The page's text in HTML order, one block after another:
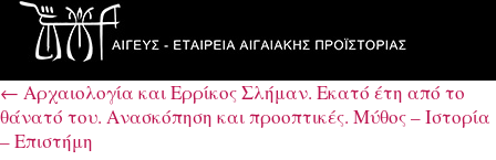
← Αρχαιολογία και Ερρίκος Σλήμαν. Εκατό έτη από το
θάνατό του. Aνασκόπηση και προοπτικές. Μύθος – Ιστορία
– Επιστήμη